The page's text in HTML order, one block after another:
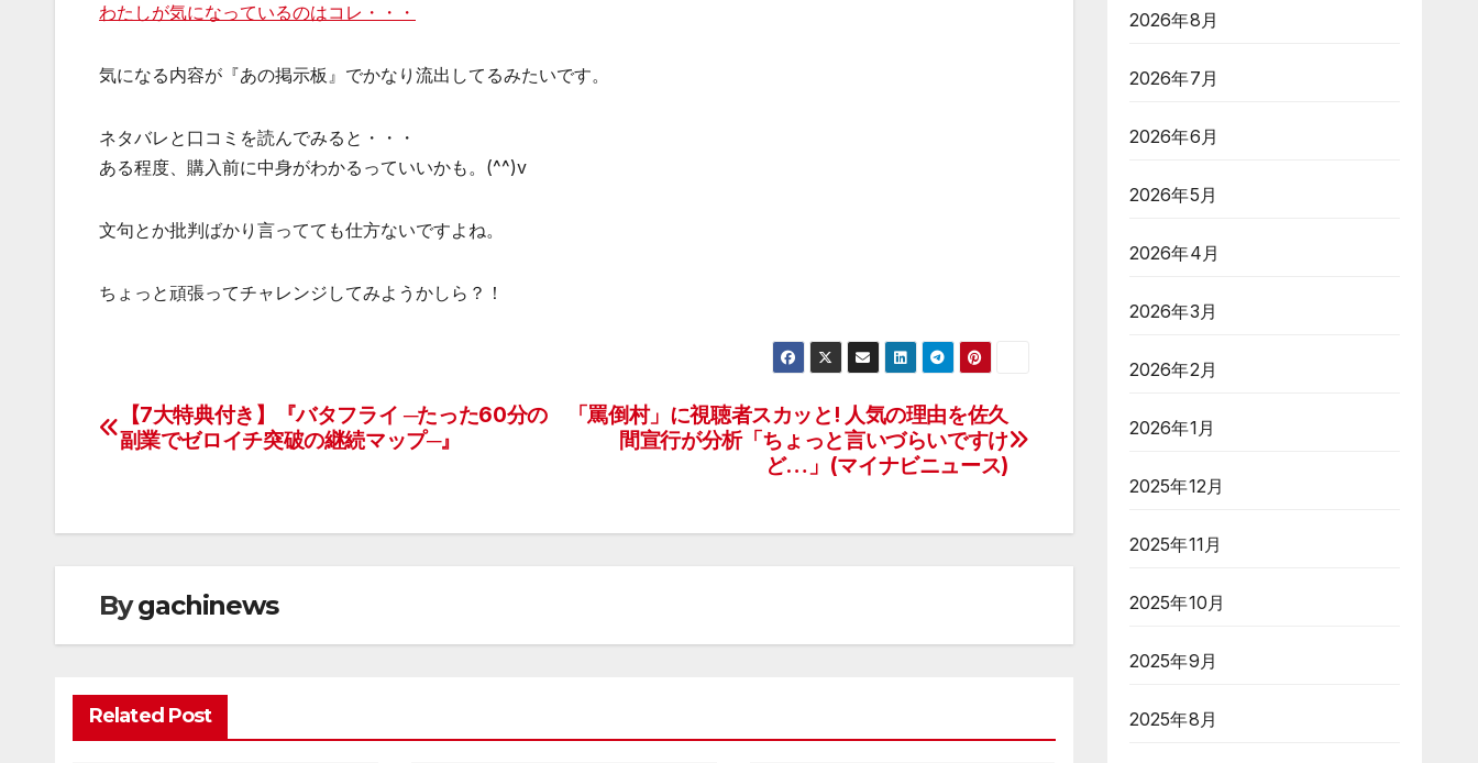
わたしが気になっているのはコレ・・・
気になる内容が『あの掲示板』でかなり流出してるみたいです。
ネタバレと口コミを読んでみると・・・
ある程度、購入前に中身がわかるっていいかも。(^^)v
文句とか批判ばかり言ってても仕方ないですよね。
ちょっと頑張ってチャレンジしてみようかしら？！
投
ゲ
ー
シ
ョ
「罵倒村」に視聴者スカッと! 人気の理由を佐久
間宣行が分析「ちょっと言いづらいですけ
ど…」(マイナビニュース)
【7大特典付き】『バタフライ ─たった60分の
副業でゼロイチ突破の継続マップ─』
Bygachinews
Related Post
2026年8月
2026年7月
2026年6月
2026年5月
2026年4月
2026年3月
2026年2月
2026年1月
2025年12月
2025年11月
2025年10月
2025年9月
2025年8月